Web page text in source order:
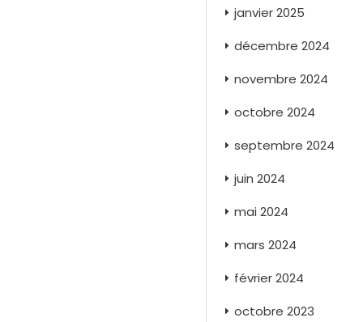
janvier 2025
décembre 2024
novembre 2024
octobre 2024
septembre 2024
juin 2024
mai 2024
mars 2024
février 2024
octobre 2023